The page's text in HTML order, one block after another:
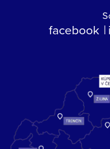
facebook